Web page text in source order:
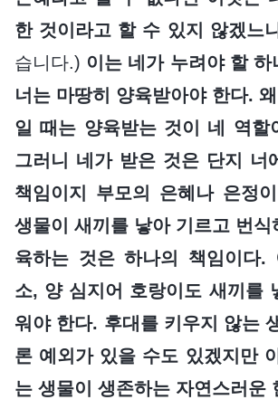
한 것이라고 할 수 있지 않겠느
습니다.) 이는 네가 누려야 할 하
너는 마땅히 양육받아야 한다.
일 때는 양육받는 것이 네 역할
그러니 네가 받은 것은 단지 너
책임이지 부모의 은혜나 은정
생물이 새끼를 낳아 기르고 번식
육하는 것은 하나의 책임이다.
소, 양 심지어 호랑이도 새끼를
워야 한다. 후대를 키우지 않는
론 예외가 있을 수도 있겠지만
는 생물이 생존하는 자연스러운